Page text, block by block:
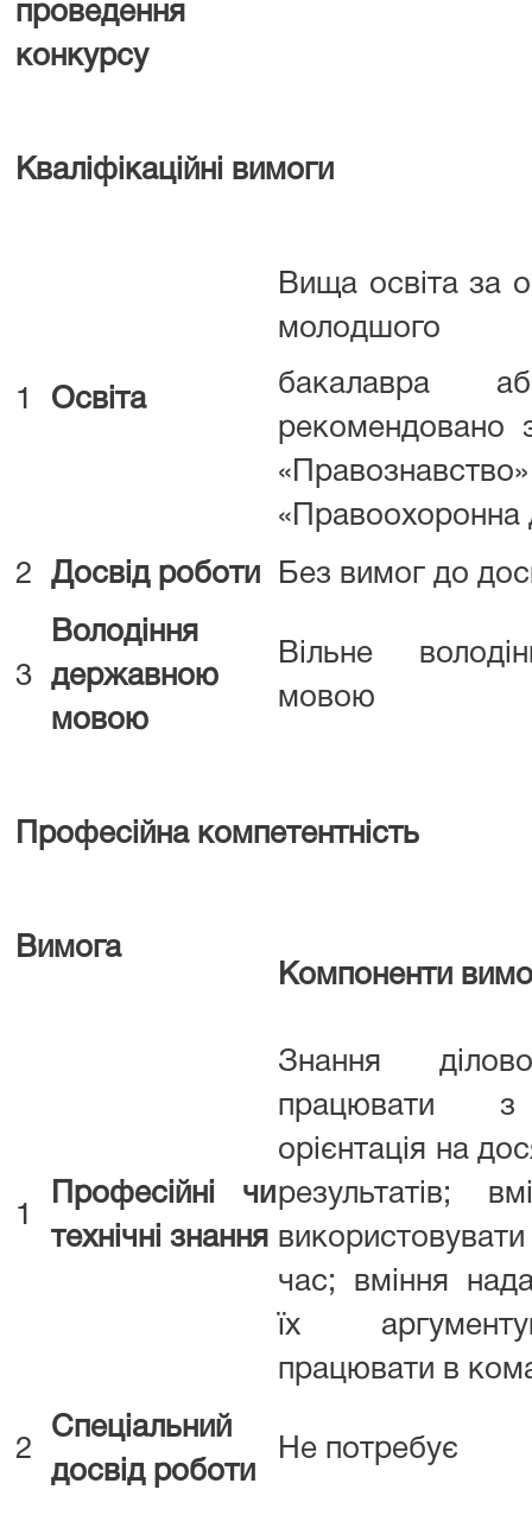
проведення
конкурсу
Кваліфікаційні вимоги
1 Освіта
Вища освіта за
молодшого
бакалавра
рекомендовано
«Правоохоронна
2 Досвід роботи Без вимог до
3
Володіння
державною
мовою
Вільне
мовою
Професійна компетентність
Вимога
Компоненти
1
Професійні чи
технічні знання
Знання
працювати з
орієнтація на
результатів;
час; вміння
їх
працювати в
2
Спеціальний
досвід роботи
Не потребує